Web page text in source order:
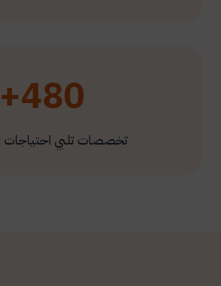
480+
تخصصات تلبي احتياجات